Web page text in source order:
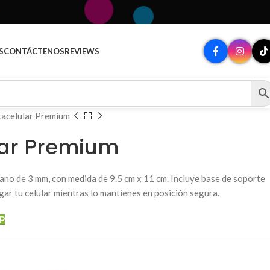
CONTÁCTENOSREVIEWS
Premium
Premium
de 3 mm, con medida de 9.5 cm x 11 cm. Incluye base de soporte
tu celular mientras lo mantienes en posición segura.